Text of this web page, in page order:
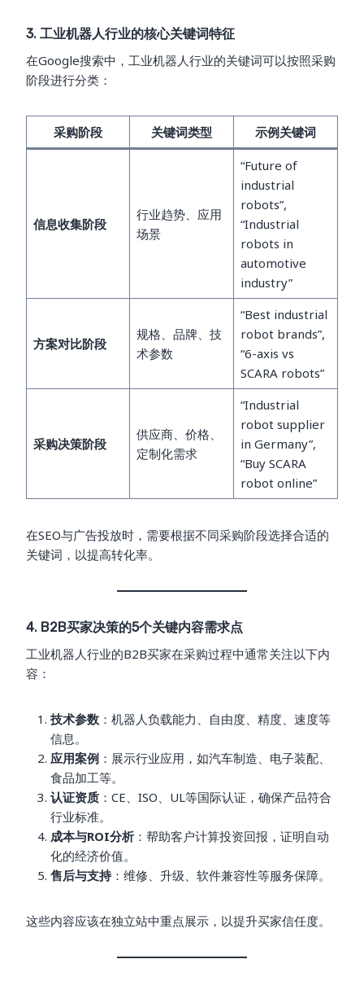
3. 工业机器人行业的核心关键词特征
在Google搜索中，工业机器人行业的关键词可以按照采购
阶段进行分类：
采购阶段 关键词类型 示例关键词
信息收集阶段
行业趋势、应用
场景
“Future of
industrial
robots”,
“Industrial
robots in
automotive
industry”
方案对比阶段
规格、品牌、技
术参数
“Best industrial
robot brands”,
“6-axis vs
SCARA robots”
采购决策阶段
供应商、价格、
定制化需求
“Industrial
robot supplier
in Germany”,
“Buy SCARA
robot online”
在SEO与广告投放时，需要根据不同采购阶段选择合适的
关键词，以提高转化率。
4. B2B买家决策的5个关键内容需求点
工业机器人行业的B2B买家在采购过程中通常关注以下内
容：
技术参数 ：机器人负载能力、自由度、精度、速度等
信息。
应用案例 ：展示行业应用，如汽车制造、电子装配、
食品加工等。
认证资质 ：CE、ISO、UL等国际认证，确保产品符合
行业标准。
成本与ROI分析：帮助客户计算投资回报，证明自动
化的经济价值。
售后与支持：维修、升级、软件兼容性等服务保障。
这些内容应该在独立站中重点展示，以提升买家信任度。